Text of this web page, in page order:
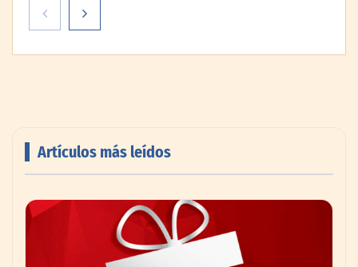
digital con una nueva web de reformas en
Artículos más leídos